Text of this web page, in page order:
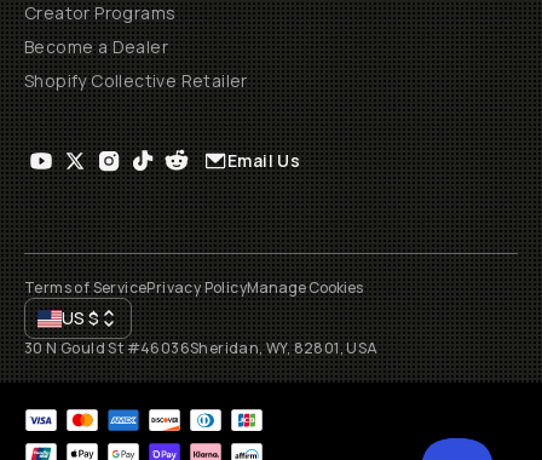
Creator Programs
Become a Dealer
Shopify Collective Retailer
Email Us
Terms of ServicePrivacy PolicyManage Cookies
US$
30 N Gould St #46036Sheridan, WY, 82801, USA